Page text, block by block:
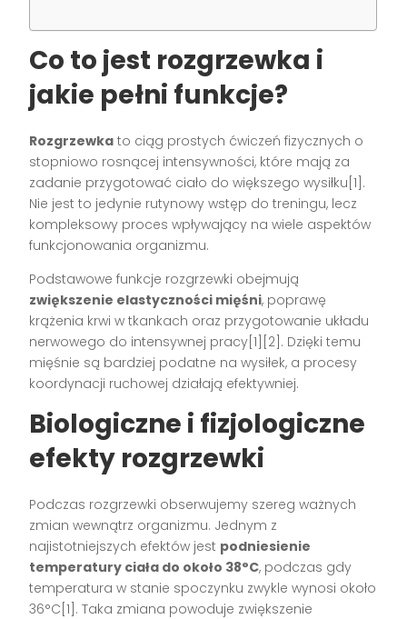
Co to jest rozgrzewka i
jakie pełni funkcje?
Rozgrzewka to ciąg prostych ćwiczeń fizycznych o
stopniowo rosnącej intensywności, które mają za
zadanie przygotować ciało do większego wysiłku[1].
Nie jest to jedynie rutynowy wstęp do treningu, lecz
kompleksowy proces wpływający na wiele aspektów
funkcjonowania organizmu.
Podstawowe funkcje rozgrzewki obejmują
zwiększenie elastyczności mięśni, poprawę
krążenia krwi w tkankach oraz przygotowanie układu
nerwowego do intensywnej pracy[1][2]. Dzięki temu
mięśnie są bardziej podatne na wysiłek, a procesy
koordynacji ruchowej działają efektywniej.
Biologiczne i fizjologiczne
efekty rozgrzewki
Podczas rozgrzewki obserwujemy szereg ważnych
zmian wewnątrz organizmu. Jednym z
najistotniejszych efektów jest podniesienie
temperatury ciała do około 38°C, podczas gdy
temperatura w stanie spoczynku zwykle wynosi około
36°C[1]. Taka zmiana powoduje zwiększenie